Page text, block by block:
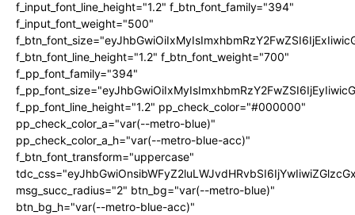
f_input_font_line_height="1.2" f_btn_font_family="394"
f_input_font_weight="500"
f_btn_font_line_height="1.2" f_btn_font_weight="700"
f_pp_font_family="394"
f_pp_font_line_height="1.2" pp_check_color="#000000"
pp_check_color_a="var(--metro-blue)"
pp_check_color_a_h="var(--metro-blue-acc)"
f_btn_font_transform="uppercase"
msg_succ_radius="2" btn_bg="var(--metro-blue)"
btn_bg_h="var(--metro-blue-acc)"